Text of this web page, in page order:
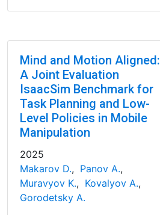
Mind and Motion Aligned:
A Joint Evaluation
IsaacSim Benchmark for
Task Planning and Low-
Level Policies in Mobile
Manipulation
2025
Makarov D., Panov A.,
Muravyov K., Kovalyov A.,
Gorodetsky A.